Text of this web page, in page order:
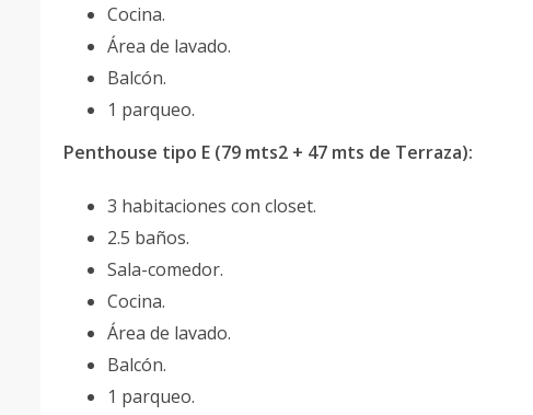
Cocina.
Área de lavado.
Balcón.
1 parqueo.
Penthouse tipo E (79 mts2 + 47 mts de Terraza):
3 habitaciones con closet.
2.5 baños.
Sala-comedor.
Cocina.
Área de lavado.
Balcón.
1 parqueo.